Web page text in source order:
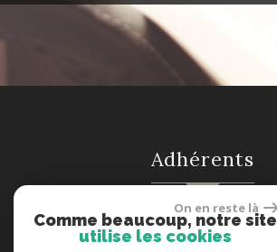
adhérents
On en reste là
Comme beaucoup, notre site
utilise les cookies